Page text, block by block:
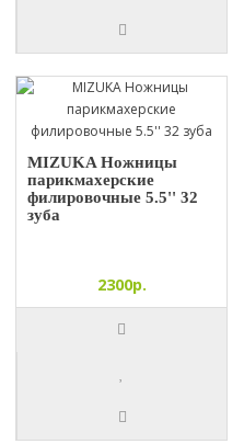
MIZUKA Ножницы
парикмахерские
филировочные 5.5'' 32
зуба
2300р.